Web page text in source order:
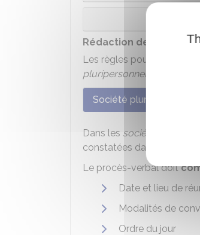
Rédaction de l'acte de
Les règles pour rédiger
pluripersonnelle
Société pluripersonnelle
Dans les sociétés
constatées dans un
Le procès-verbal doit
Date et lieu de
Modalités de
Ordre du jour